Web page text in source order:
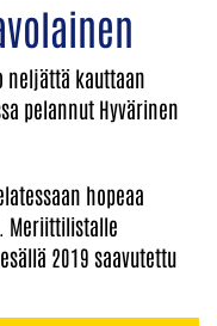
neljättä kauttaan
pelannut Hyvärinen
hopeaa
Meriittilistalle
2019 saavutettu